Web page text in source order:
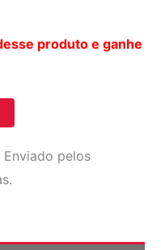
produto e ganhe
Enviado pelos